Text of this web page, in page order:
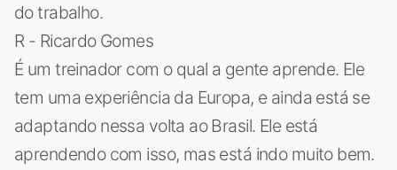
do trabalho.
R - Ricardo Gomes
É um treinador com o qual a gente aprende. Ele
tem uma experiência da Europa, e ainda está se
adaptando nessa volta ao Brasil. Ele está
aprendendo com isso, mas está indo muito bem.